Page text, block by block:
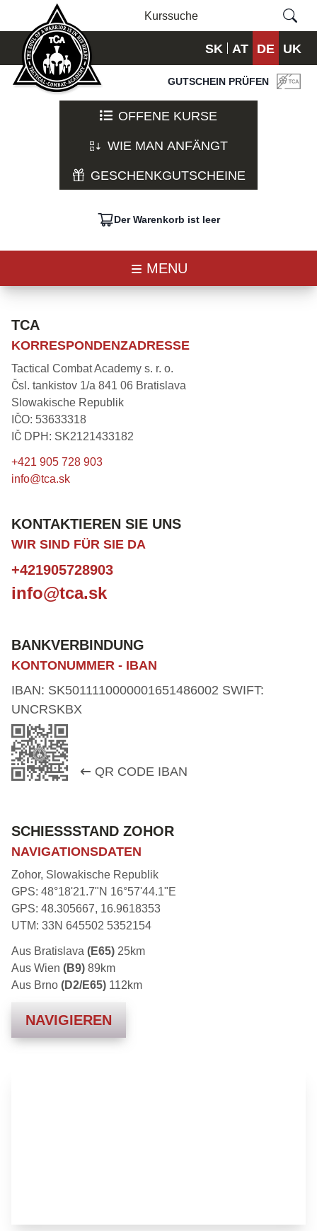
SK AT DE UK
GUTSCHEIN PRÜFEN
OFFENE KURSE
WIE MAN ANFÄNGT
GESCHENKGUTSCHEINE
Der Warenkorb ist leer
MENU
TCA
KORRESPONDENZADRESSE
Tactical Combat Academy s. r. o.
Čsl. tankistov 1/a 841 06 Bratislava
Slowakische Republik
IČO: 53633318
IČ DPH: SK2121433182
+421 905 728 903
info@tca.sk
KONTAKTIEREN SIE UNS
WIR SIND FÜR SIE DA
+421905728903
info@tca.sk
BANKVERBINDUNG
KONTONUMMER - IBAN
IBAN: SK5011110000001651486002 SWIFT:
UNCRSKBX
QR CODE IBAN
SCHIESSSTAND ZOHOR
NAVIGATIONSDATEN
Zohor, Slowakische Republik
GPS: 48°18'21.7"N 16°57'44.1"E
GPS: 48.305667, 16.9618353
UTM: 33N 645502 5352154
Aus Bratislava (E65) 25km
Aus Wien (B9) 89km
Aus Brno (D2/E65) 112km
NAVIGIEREN